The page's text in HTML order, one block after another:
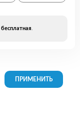
бесплатная.